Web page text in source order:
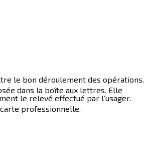
le bon déroulement des opérations.
dans la boîte aux lettres. Elle
le relevé effectué par l’usager.
professionnelle.